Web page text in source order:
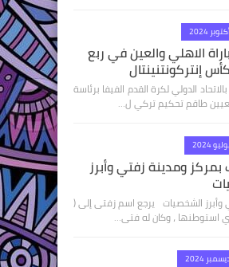
الاهلي والعين في ربع
إنتركونتنينتال
الدولي لكرة القدم الفيفا برئاسة
تعيين طاقم تحكيم تركي ل…
بمركز ومدينة زفتي وأبرز
وأبرز الشخصيات يرجع اسم زفتى إلى (
استوطنها ، وكان له فتى…